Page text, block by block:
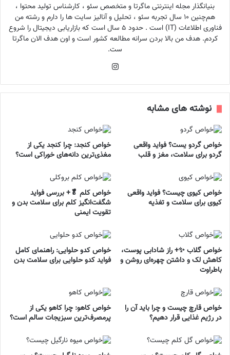
بنیانگذار مجله اینترنتی ماگرتا و متخصص سئو ، کارشناس تولید محتوا ،
هم‌چنین ۱۰ سال تجربه سئو ، تحلیل و آنالیز سایت ها را دارم و رشته من
فناوری اطلاعات (IT) است . حدود ۵ سال است که بازاریابی دیجیتال را شروع
کردم. هدف من بالا بردن سرانه مطالعه کشور است و اون هدف الان ماگرتا
ست.
نوشته های مشابه
خواص گردو یست؟ فواید واقعی
گردو برای سلامت، مغز و قلب
خواص کنجد: چرا کنجد یکی از
مغذی‌ترین دانه‌های خوراکی است؟
خواص کیوی چیست؟ فواید واقعی
کیوی برای سلامت و تغذیه
خواص کلم 🥬+ بررسی فواید
شگفت‌انگیز کلم برای سلامت بدن و
تقویت ایمنی
خواص گلاب ✨+ راز شادابی پوست،
کاهش لک و داشتن چهره‌ای روشن و
باطراوت
خواص کدو حلوایی: راهنمای کامل
فواید کدو حلوایی برای سلامت بدن
خواص قارچ چیست و چرا باید آن را
در رژیم غذایی قرار دهیم؟
خواص کاهو: چرا کاهو یکی از
پرمصرف‌ترین سبزیجات سالم است؟